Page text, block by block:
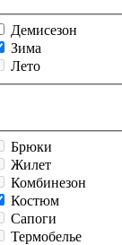
Демисезон
Зима
Лето
Брюки
Жилет
Комбинезон
Костюм
Сапоги
Термобелье